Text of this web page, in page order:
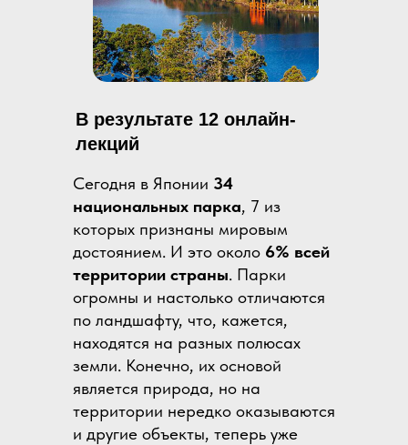
Сегодня в Японии 34
национальных парка, 7 из
которых признаны мировым
достоянием. И это около 6% всей
территории страны. Парки
огромны и настолько отличаются
по ландшафту, что, кажется,
находятся на разных полюсах
земли. Конечно, их основой
является природа, но на
территории нередко оказываются
и другие объекты, теперь уже
В результате 12 онлайн-
лекций